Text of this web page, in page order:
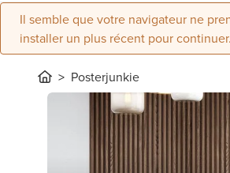
Il semble que votre navigateur ne
installer un plus récent pour continuer.
Posterjunkie